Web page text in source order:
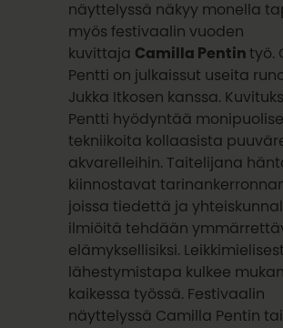
näyttelyssä näkyy monella
myös festivaalin vuoden
kuvittaja Camilla Pentintyö.
Pentti on julkaissut useita
Jukka Itkosen kanssa.
Pentti hyödyntää
tekniikoita kollaasista
akvarelleihin. Taitelijana
kiinnostavat
joissa tiedettä ja
ilmiöitä tehdään
elämyksellisiksi.
lähestymistapa kulkee
kaikessa työssä. Festivaalin
näyttelyssä Camilla Pentin